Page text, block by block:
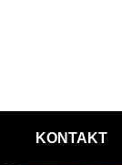
KONTAKT